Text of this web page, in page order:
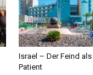
Israel – Der Feind als
Patient